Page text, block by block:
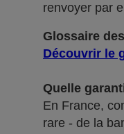
renvoyer par
Glossaire
Découvrir le
Quelle
En France,
rare - de la